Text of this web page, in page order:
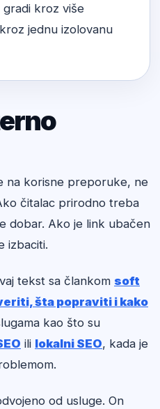
gradi kroz više
jednu izolovanu
na korisne preporuke, ne
čitalac prirodno treba
dobar. Ako je link ubačen
izbaciti.
tekst sa člankom soft
šta popraviti i kako
kao što su
ili lokalni SEO, kada je
od usluge. On